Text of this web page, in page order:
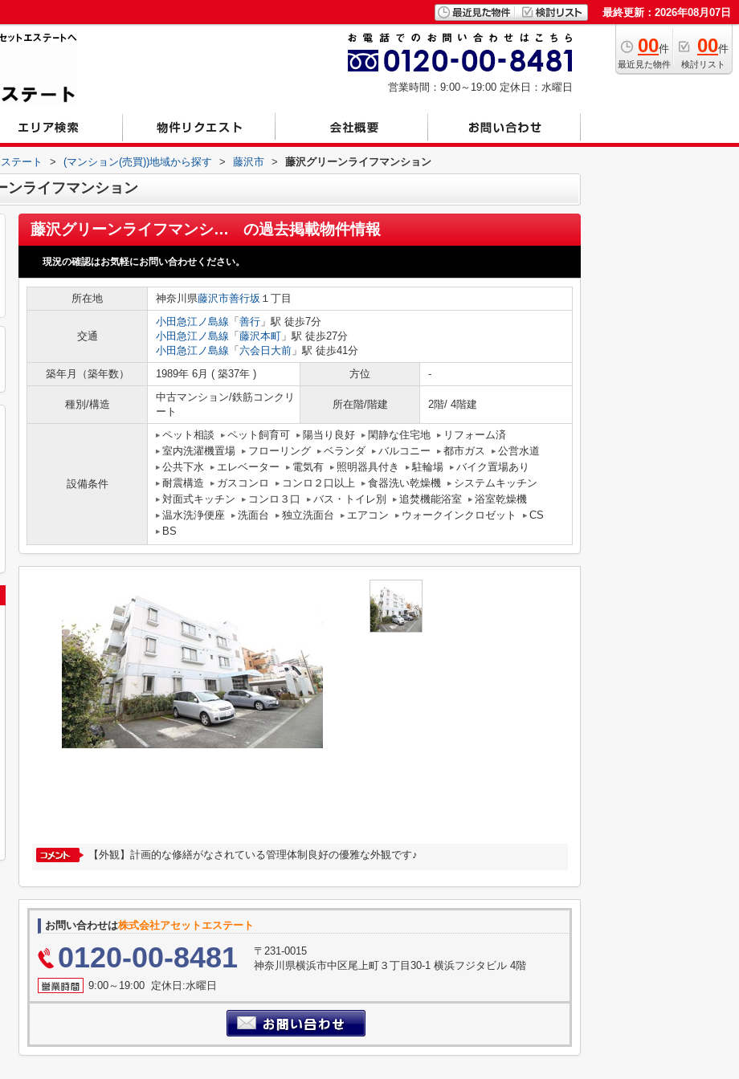
最終更新：2026年08月07日
00件
最近見た物件
00件
検討リスト
営業時間：9:00～19:00 定休日：水曜日
テート > (マンション(売買))地域から探す > 藤沢市 > 藤沢グリーンライフマンション
ンライフマンション
藤沢グリーンライフマンション の過去掲載物件情報
現況の確認はお気軽にお問い合わせください。
所在地 神奈川県藤沢市善行坂 １丁目
交通
小田急江ノ島線 「 善行 」駅 徒歩7分
小田急江ノ島線 「 藤沢本町 」駅 徒歩27分
小田急江ノ島線 「 六会日大前 」駅 徒歩41分
築年月（築年数）
1989年 6月 ( 築37年 ) 方位 -
種別/構造
中古マンション/鉄筋コンクリ
ート
所在階/階建 2階/ 4階建
設備条件
ペット相談 ペット飼育可 陽当り良好 閑静な住宅地
リフォーム済
室内洗濯機置場
フローリング ベランダ バルコニー 都市ガス
公営水道
公共下水
エレベーター 電気有 照明器具付き 駐輪場
バイク置場あり
耐震構造
ガスコンロ コンロ２口以上 食器洗い乾燥機
システムキッチン
対面式キッチン
コンロ３口 バス・トイレ別 追焚機能浴室
浴室乾燥機
温水洗浄便座
洗面台 独立洗面台 エアコン ウォークインクロゼット
CS
BS
【外観】計画的な修繕がなされている管理体制良好の優雅な外観です♪
お問い合わせは株式会社アセットエステート
0120-00-8481
〒231-0015
神奈川県横浜市中区尾上町３丁目30-1 横浜フジタビル 4階
9:00～19:00 定休日:水曜日